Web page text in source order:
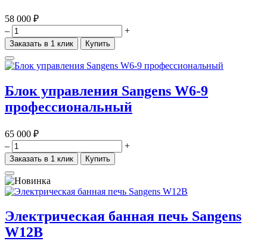
58 000 ₽
–
+
Заказать в 1 клик Купить
Блок управления Sangens W6-9
профессиональный
65 000 ₽
–
+
Заказать в 1 клик Купить
Электрическая банная печь Sangens
W12B